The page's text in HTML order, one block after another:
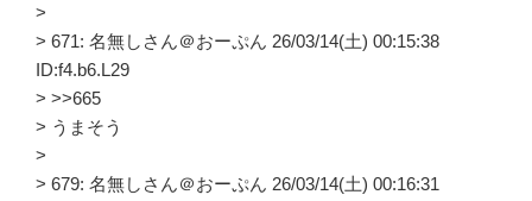
>
> 671: 名無しさん＠おーぷん 26/03/14(土) 00:15:38
ID:f4.b6.L29
> >>665
> うまそう
>
> 679: 名無しさん＠おーぷん 26/03/14(土) 00:16:31